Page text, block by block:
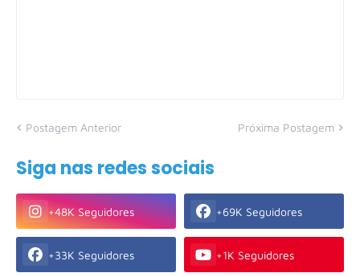
Postagem Anterior Próxima Postagem
Siga nas redes sociais
+48K Seguidores +69K Seguidores
+33K Seguidores +1K Seguidores